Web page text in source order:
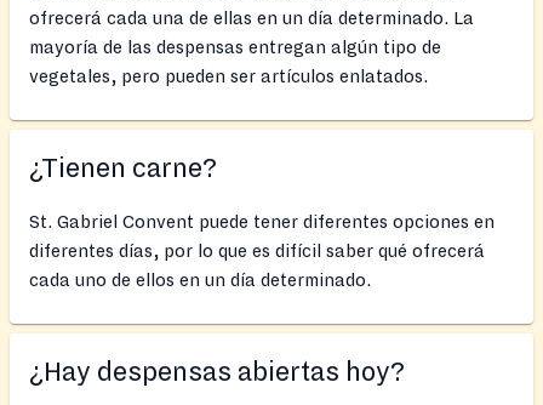
ofrecerá cada una de ellas en un día determinado. La
mayoría de las despensas entregan algún tipo de
vegetales, pero pueden ser artículos enlatados.
¿Tienen carne?
St. Gabriel Convent puede tener diferentes opciones en
diferentes días, por lo que es difícil saber qué ofrecerá
cada uno de ellos en un día determinado.
¿Hay despensas abiertas hoy?